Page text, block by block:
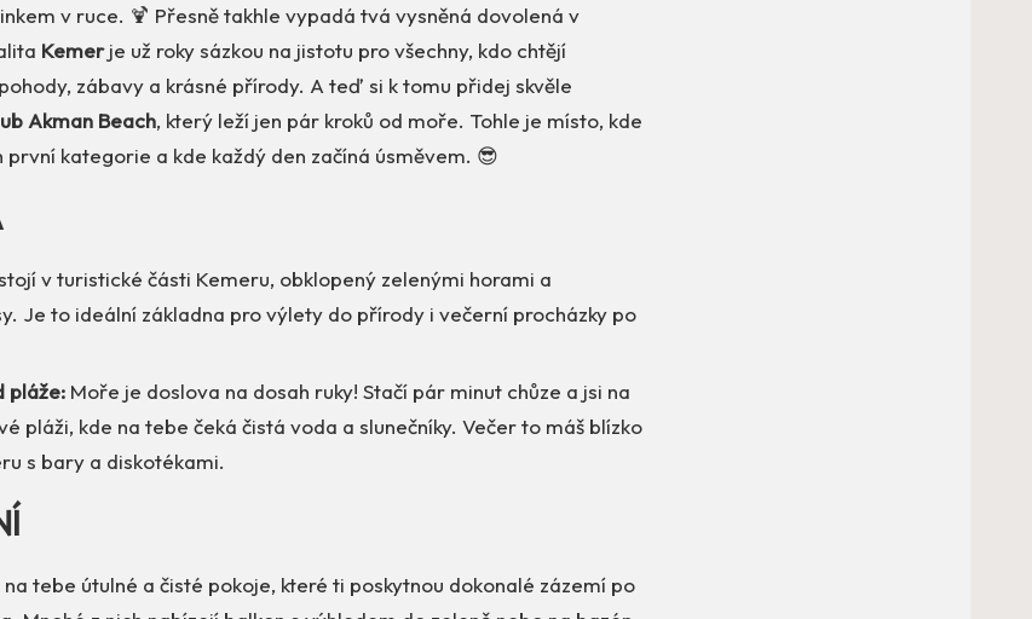
v ruce. 🍹 Přesně takhle vypadá tvá vysněná dovolená v
Kemerje už roky sázkou na jistotu pro všechny, kdo chtějí
zábavy a krásné přírody. A teď si k tomu přidej skvěle
Akman Beach, který leží jen pár kroků od moře. Tohle je místo, kde
první kategorie a kde každý den začíná úsměvem. 😎
v turistické části Kemeru, obklopený zelenými horami a
Je to ideální základna pro výlety do přírody i večerní procházky po
pláže: Moře je doslova na dosah ruky! Stačí pár minut chůze a jsi na
pláži, kde na tebe čeká čistá voda a slunečníky. Večer to máš blízko
s bary a diskotékami.
tebe útulné a čisté pokoje, které ti poskytnou dokonalé zázemí po